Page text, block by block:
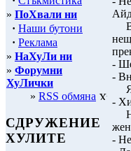
» ПоХвали ни
· Наши бутони
· Реклама
» НаХуЛи ни
» Форумни
ХуЛички
» RSS обмяна
СДРУЖЕНИЕ
ХУЛИТЕ
-
-
-
-